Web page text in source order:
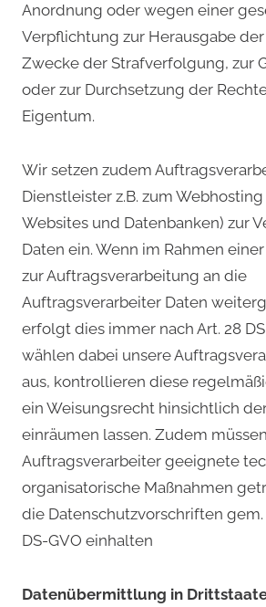
Anordnung oder wegen einer
Verpflichtung zur Herausgabe
Zwecke der Strafverfolgung, zur
oder zur Durchsetzung der
Eigentum.
Wir setzen zudem
Dienstleister z.B. zum
Websites und Datenbanken) zur
Daten ein. Wenn im Rahmen
zur Auftragsverarbeitung an die
Auftragsverarbeiter Daten
erfolgt dies immer nach Art. 28
wählen dabei unsere
aus, kontrollieren diese
ein Weisungsrecht hinsichtlich
einräumen lassen. Zudem
Auftragsverarbeiter geeignete
organisatorische Maßnahmen
die Datenschutzvorschriften gem.
DS-GVO einhalten
Datenübermittlung in